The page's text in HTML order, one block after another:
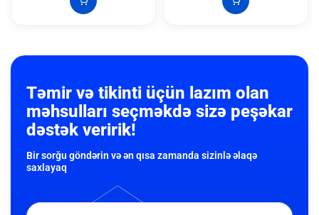
Təmir və tikinti üçün lazım olan
məhsulları seçməkdə sizə peşəkar
dəstək veririk!
Bir sorğu göndərin və ən qısa zamanda sizinlə əlaqə
saxlayaq